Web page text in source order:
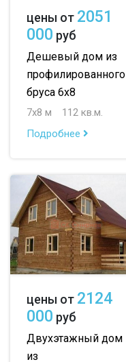
цены от 2051
000 руб
Дешевый дом из
профилированного
бруса 6х8
7х8 м
112 кв.м.
Подробнее
цены от 2124
000 руб
Двухэтажный дом
из